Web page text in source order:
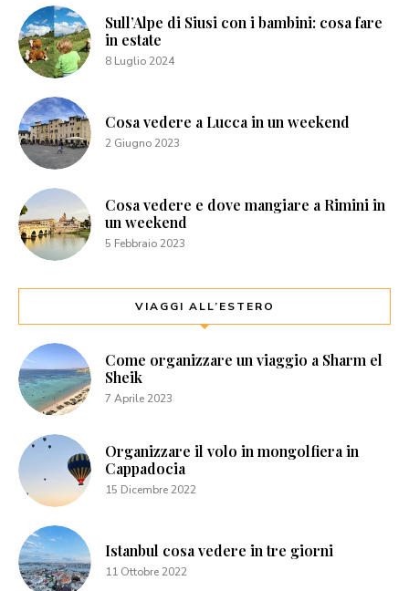
Sull’Alpe di Siusi con i bambini: cosa fare
in estate
8 Luglio 2024
Cosa vedere a Lucca in un weekend
2 Giugno 2023
Cosa vedere e dove mangiare a Rimini in
un weekend
5 Febbraio 2023
VIAGGI ALL’ESTERO
Come organizzare un viaggio a Sharm el
Sheik
7 Aprile 2023
Organizzare il volo in mongolfiera in
Cappadocia
15 Dicembre 2022
Istanbul cosa vedere in tre giorni
11 Ottobre 2022